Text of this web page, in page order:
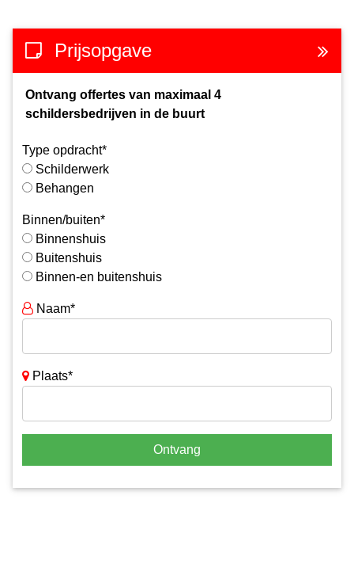
Prijsopgave
Ontvang offertes van maximaal 4
schildersbedrijven in de buurt
Type opdracht*
Schilderwerk
Behangen
Binnen/buiten*
Binnenshuis
Buitenshuis
Binnen-en buitenshuis
Naam*
Plaats*
Ontvang